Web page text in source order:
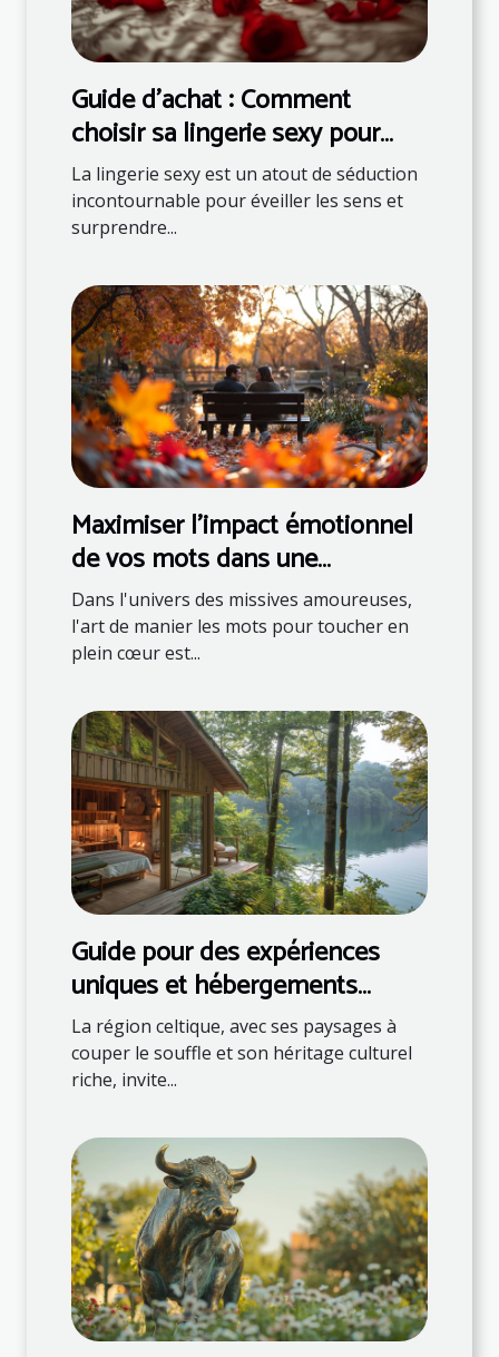
Guide d'achat : Comment
choisir sa lingerie sexy pour
surprendre son partenaire
La lingerie sexy est un atout de séduction
incontournable pour éveiller les sens et
surprendre...
Maximiser l'impact émotionnel
de vos mots dans une
correspondance romantique
Dans l'univers des missives amoureuses,
l'art de manier les mots pour toucher en
plein cœur est...
Guide pour des expériences
uniques et hébergements
naturels en région celtique
La région celtique, avec ses paysages à
couper le souffle et son héritage culturel
riche, invite...